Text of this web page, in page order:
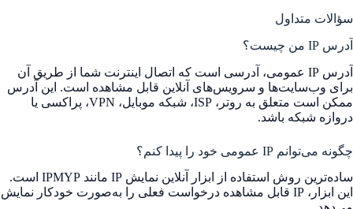
سؤالات متداول
آدرس IP من چیست؟
آدرس IP عمومی، آدرسی است که اتصال اینترنت شما از طریق آن
برای وب‌سایت‌ها و سرویس‌های آنلاین قابل مشاهده است. این آدرس
ممکن است متعلق به روتر، ISP، شبکه موبایل، VPN، پراکسی یا
دروازه شبکه باشد.
چگونه می‌توانم IP عمومی خود را پیدا کنم؟
ساده‌ترین روش استفاده از ابزار آنلاین نمایش IP مانند IPMYP است.
این ابزار، IP قابل مشاهده درخواست فعلی را به‌صورت خودکار نمایش